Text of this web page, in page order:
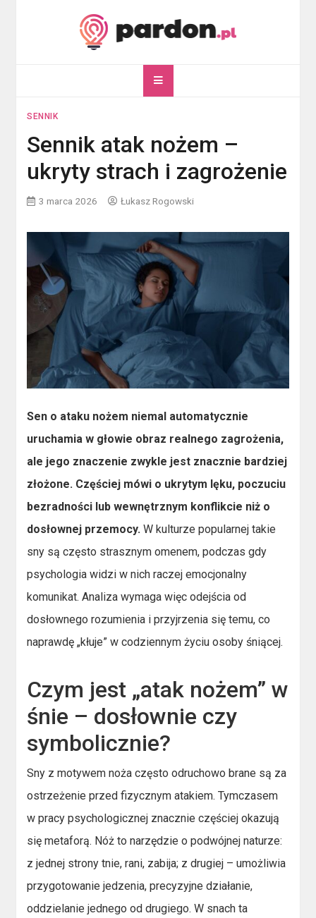
pardon.pl
SENNIK
Sennik atak nożem –
ukryty strach i zagrożenie
3 marca 2026 Łukasz Rogowski
Sen o ataku nożem niemal automatycznie
uruchamia w głowie obraz realnego zagrożenia,
ale jego znaczenie zwykle jest znacznie bardziej
złożone. Częściej mówi o ukrytym lęku, poczuciu
bezradności lub wewnętrznym konflikcie niż o
dosłownej przemocy. W kulturze popularnej takie
sny są często strasznym omenem, podczas gdy
psychologia widzi w nich raczej emocjonalny
komunikat. Analiza wymaga więc odejścia od
dosłownego rozumienia i przyjrzenia się temu, co
naprawdę „kłuje” w codziennym życiu osoby śniącej.
Czym jest „atak nożem” w
śnie – dosłownie czy
symbolicznie?
Sny z motywem noża często odruchowo brane są za
ostrzeżenie przed fizycznym atakiem. Tymczasem
w pracy psychologicznej znacznie częściej okazują
się metaforą. Nóż to narzędzie o podwójnej naturze:
z jednej strony tnie, rani, zabija; z drugiej – umożliwia
przygotowanie jedzenia, precyzyjne działanie,
oddzielanie jednego od drugiego. W snach ta